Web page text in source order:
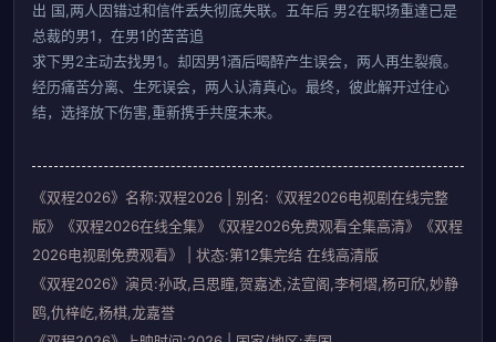
出 国,两人因错过和信件丢失彻底失联。五年后 男2在职场重達已是
总裁的男1，在男1的苦苦追
求下男2主动去找男1。却因男1酒后喝醉产生误会，两人再生裂痕。
经历痛苦分离、生死误会，两人认清真心。最终，彼此解开过往心
结，选择放下伤害,重新携手共度未来。
《双程2026》名称:双程2026 | 别名:《双程2026电视剧在线完整
版》《双程2026在线全集》《双程2026免费观看全集高清》《双程
2026电视剧免费观看》 | 状态:第12集完结 在线高清版
《双程2026》演员:孙政,吕思瞳,贺嘉述,法宣阁,李柯熠,杨可欣,妙静
鸥,仇梓屹,杨棋,龙嘉誉